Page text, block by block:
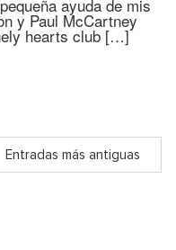
ayuda de mis
y Paul McCartney
hearts club […]
Entradas más antiguas